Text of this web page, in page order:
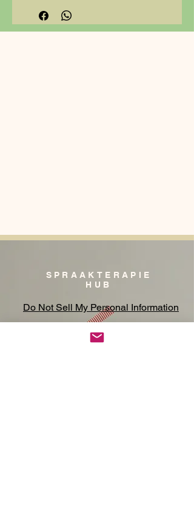
SPRAAKTERAPIE
HUB
Do Not Sell My Personal Information
Privacy Notice/ Beleid